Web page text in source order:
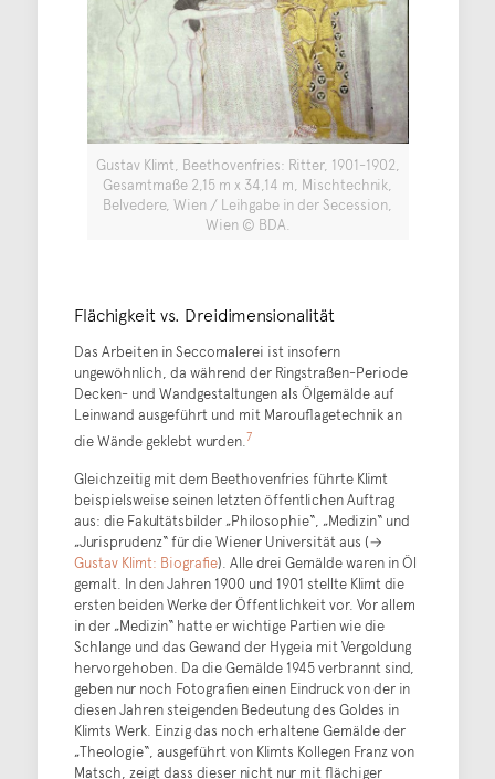
Gustav Klimt, Beethovenfries: Ritter, 1901-1902,
Gesamtmaße 2,15 m x 34,14 m, Mischtechnik,
Belvedere, Wien / Leihgabe in der Secession,
Wien © BDA.
Flächigkeit vs. Dreidimensionalität
Das Arbeiten in Seccomalerei ist insofern
ungewöhnlich, da während der Ringstraßen-Periode
Decken- und Wandgestaltungen als Ölgemälde auf
Leinwand ausgeführt und mit Marouflagetechnik an
die Wände geklebt wurden.7
Gleichzeitig mit dem Beethovenfries führte Klimt
beispielsweise seinen letzten öffentlichen Auftrag
aus: die Fakultätsbilder „Philosophie“, „Medizin“ und
„Jurisprudenz“ für die Wiener Universität aus (→
Gustav Klimt: Biografie). Alle drei Gemälde waren in Öl
gemalt. In den Jahren 1900 und 1901 stellte Klimt die
ersten beiden Werke der Öffentlichkeit vor. Vor allem
in der „Medizin“ hatte er wichtige Partien wie die
Schlange und das Gewand der Hygeia mit Vergoldung
hervorgehoben. Da die Gemälde 1945 verbrannt sind,
geben nur noch Fotografien einen Eindruck von der in
diesen Jahren steigenden Bedeutung des Goldes in
Klimts Werk. Einzig das noch erhaltene Gemälde der
„Theologie“, ausgeführt von Klimts Kollegen Franz von
Matsch, zeigt dass dieser nicht nur mit flächiger